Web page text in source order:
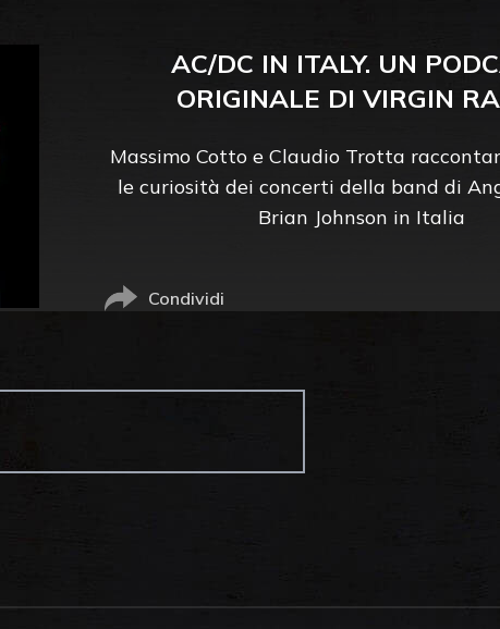
AC/DC IN ITALY. UN
ORIGINALE DI VIRGIN
Massimo Cotto e Claudio Trotta
le curiosità dei concerti della band di
Brian Johnson in Italia
Condividi